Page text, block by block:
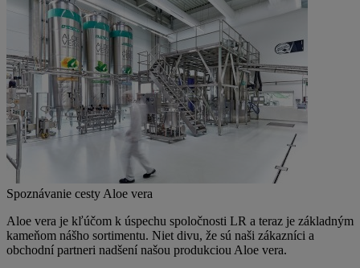
Spoznávanie cesty Aloe vera
Aloe vera je kľúčom k úspechu spoločnosti LR a teraz je základným
kameňom nášho sortimentu. Niet divu, že sú naši zákazníci a
obchodní partneri nadšení našou produkciou Aloe vera.